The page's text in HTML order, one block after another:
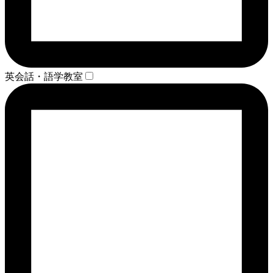
英会話・語学教室